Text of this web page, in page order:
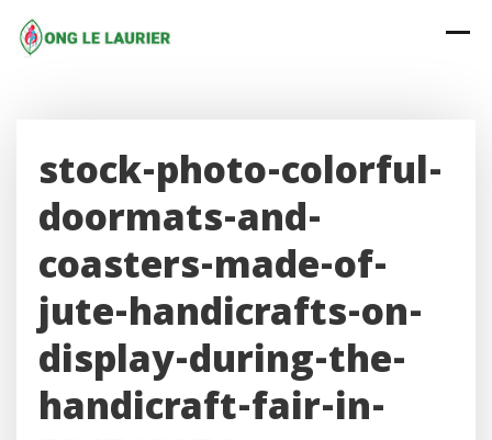
content
stock-photo-colorful-
doormats-and-
coasters-made-of-
jute-handicrafts-on-
display-during-the-
handicraft-fair-in-